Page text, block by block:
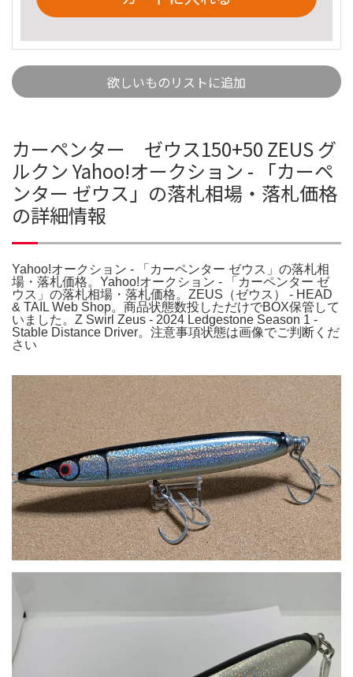
欲しいものリストに追加
カーペンター ゼウス150+50 ZEUS グ
ルクン Yahoo!オークション - 「カーペ
ンター ゼウス」の落札相場・落札価格
の詳細情報
Yahoo!オークション - 「カーペンター ゼウス」の落札相
場・落札価格。Yahoo!オークション - 「カーペンター ゼ
ウス」の落札相場・落札価格。ZEUS（ゼウス） - HEAD
& TAIL Web Shop。商品状態数投しただけでBOX保管して
いました。Z Swirl Zeus - 2024 Ledgestone Season 1 -
Stable Distance Driver。注意事項状態は画像でご判断くだ
さい